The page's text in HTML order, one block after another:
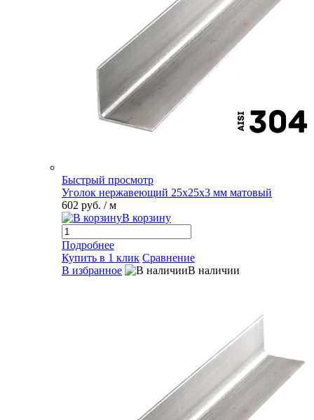
Быстрый просмотр
Уголок нержавеющий 25х25х3 мм матовый
602 руб. / м
В корзину
Подробнее
Купить в 1 клик Сравнение
В избранное
В наличии